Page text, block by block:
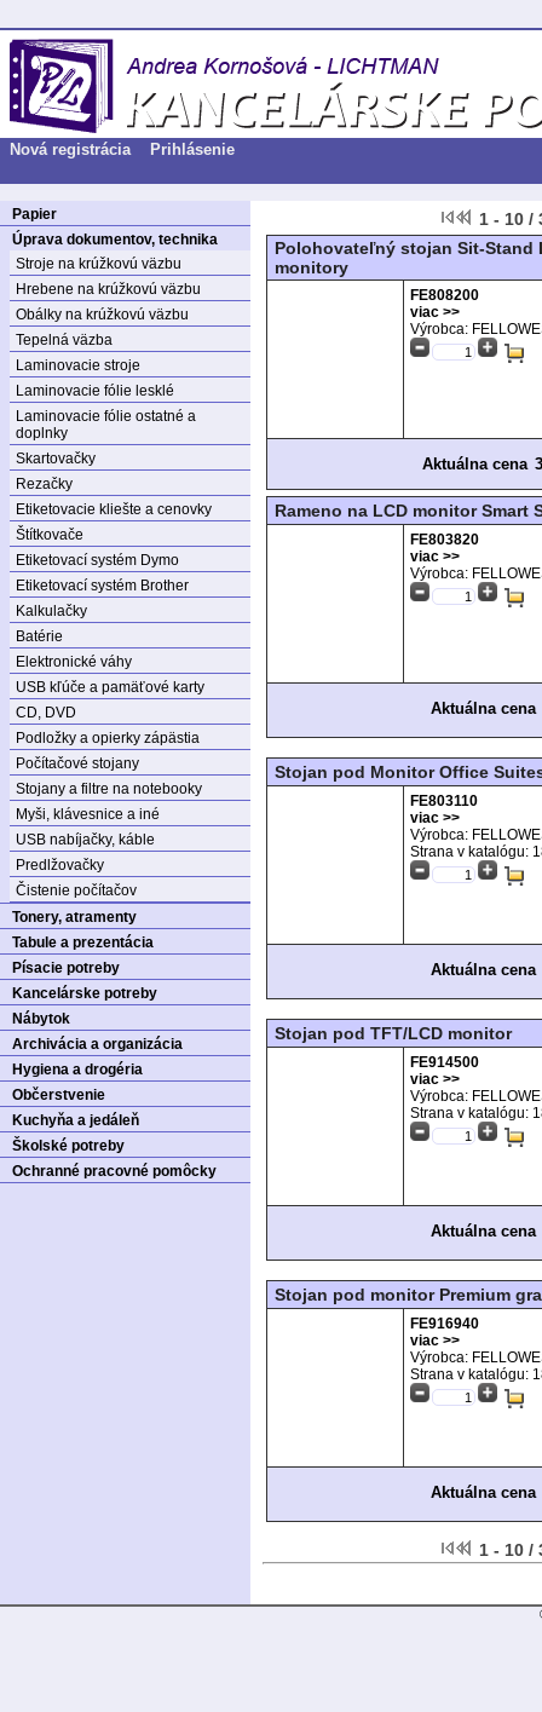
Nová registrácia Prihlásenie
Papier
Úprava dokumentov, technika
Stroje na krúžkovú väzbu
Hrebene na krúžkovú väzbu
Obálky na krúžkovú väzbu
Tepelná väzba
Laminovacie stroje
Laminovacie fólie lesklé
Laminovacie fólie ostatné a
doplnky
Skartovačky
Rezačky
Etiketovacie kliešte a cenovky
Štítkovače
Etiketovací systém Dymo
Etiketovací systém Brother
Kalkulačky
Batérie
Elektronické váhy
USB kľúče a pamäťové karty
CD, DVD
Podložky a opierky zápästia
Počítačové stojany
Stojany a filtre na notebooky
Myši, klávesnice a iné
USB nabíjačky, káble
Predlžovačky
Čistenie počítačov
Tonery, atramenty
Tabule a prezentácia
Písacie potreby
Kancelárske potreby
Nábytok
Archivácia a organizácia
Hygiena a drogéria
Občerstvenie
Kuchyňa a jedáleň
Školské potreby
Ochranné pracovné pomôcky
1 - 10 /
Polohovateľný stojan Sit-Stand
monitory
FE808200
viac >>
Výrobca:
Aktuálna cena
Rameno na LCD monitor Smart
FE803820
viac >>
Výrobca:
Aktuálna cena
Stojan pod Monitor Office
FE803110
viac >>
Výrobca:
Strana v katalógu:
Aktuálna cena
Stojan pod TFT/LCD monitor
FE914500
viac >>
Výrobca:
Strana v katalógu:
Aktuálna cena
Stojan pod monitor Premium
FE916940
viac >>
Výrobca:
Strana v katalógu:
Aktuálna cena
1 - 10 /